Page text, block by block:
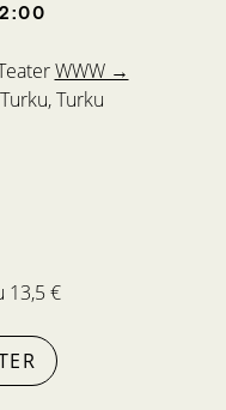
WWW →
Turku
13,5 €